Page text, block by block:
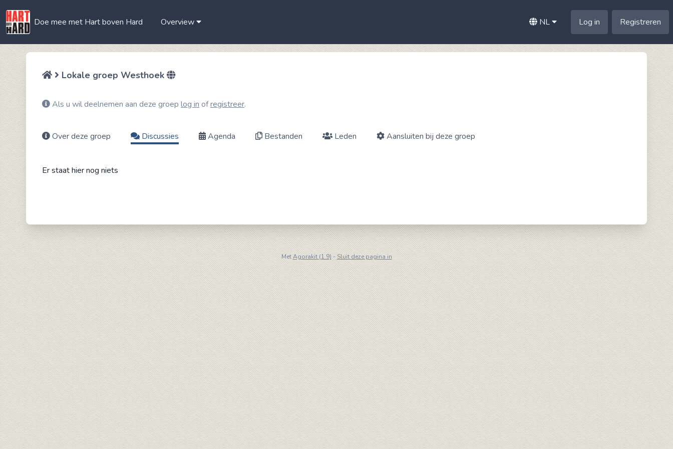
Doe mee met Hart boven Hard Overview NL Log in Registreren
Lokale groep Westhoek
Als u wil deelnemen aan deze groep log in ofregistreer.
Over deze groep Discussies Agenda Bestanden Leden Aansluiten bij deze groep
Er staat hier nog niets
MetAgorakit (1.9) - Sluit deze pagina in